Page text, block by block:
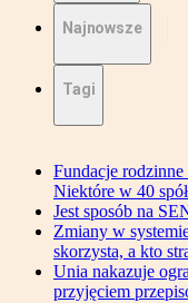
Najnowsze
Tagi
Fundacje
Niektóre w 40
Jest sposób na
Zmiany w
skorzysta, a kto
Unia nakazuje
przyjęciem